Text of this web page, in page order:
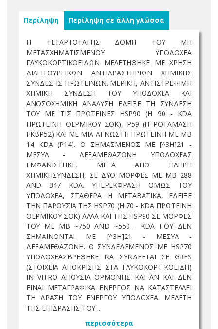
Περίληψη Περίληψη σε άλλη γλώσσα
Η ΤΕΤΑΡΤΟΤΑΓΗΣ ΔΟΜΗ ΤΟΥ ΜΗ
ΜΕΤΑΣΧΗΜΑΤΙΣΜΕΝΟΥ ΥΠΟΔΟΧΕΑ
ΓΛΥΚΟΚΟΡΤΙΚΟΕΙΔΩΝ ΜΕΛΕΤΗΘΗΚΕ ΜΕ ΧΡΗΣΗ
ΔΙΛΕΙΤΟΥΡΓΙΚΩΝ ΑΝΤΙΔΡΑΣΤΗΡΙΩΝ ΧΗΜΙΚΗΣ
ΣΥΝΔΕΣΗΣ ΠΡΩΤΕΙΝΩΝ. ΜΕΡΙΚΗ, ΑΝΤΙΣΤΡΕΨΙΜΗ
ΧΗΜΙΚΗ ΣΥΝΔΕΣΗ ΤΟΥ ΥΠΟΔΟΧΕΑ ΚΑΙ
ΑΝΟΣΟΧΗΜΙΚΗ ΑΝΑΛΥΣΗ ΕΔΕΙΞΕ ΤΗ ΣΥΝΔΕΣΗ
ΤΟΥ ΜΕ ΤΙΣ ΠΡΩΤΕΙΝΕΣ HSP90 (Η 90 - KDA
ΠΡΩΤΕΙΝΗ ΘΕΡΜΙΚΟΥ ΣΟΚ), P59 (Η ΡΟΤΑΜΑΣΗ
FKBP52) ΚΑΙ ΜΕ ΜΙΑ ΑΓΝΩΣΤΗ ΠΡΩΤΕΙΝΗ ΜΕ ΜΒ
14 KDA (P14). Ο ΣΗΜΑΣΜΕΝΟΣ ΜΕ [^3H]21 -
ΜΕΣΥΛ - ΔΕΞΑΜΕΘΑΖΟΝΗ ΥΠΟΔΟΧΕΑΣ
ΕΜΦΑΝΙΣΤΗΚΕ, ΜΕΤΑ ΑΠΟ ΠΛΗΡΗ
ΧΗΜΙΚΗΣΥΝΔΕΣΗ, ΣΕ ΔΥΟ ΜΟΡΦΕΣ ΜΕ ΜΒ 288
AND 347 KDA. ΥΠΕΡΕΚΦΡΑΣΗ ΟΜΩΣ ΤΟΥ
ΥΠΟΔΟΧΕΑ, ΣΤΑΘΕΡΑ Η ΜΕΤΑΒΑΤΙΚΑ, ΕΔΕΙΞΕ
ΤΗΝ ΠΑΡΟΥΣΙΑ ΤΗΣ HSP70 (Η 70 - KDA ΠΡΩΤΕΙΝΗ
ΘΕΡΜΙΚΟΥ ΣΟΚ) ΑΛΛΑ ΚΑΙ ΤΗΣ HSP90 ΣΕ ΜΟΡΦΕΣ
ΤΟΥ ΜΕ ΜΒ ~750 AND ~550 - KDA ΠΟΥ ΔΕΝ
ΣΗΜΑΙΝΟΝΤΑΙ ΜΕ [^3Η]21 - ΜΕΣΥΛ -
ΔΕΞΑΜΕΘΑΖΟΝΗ. Ο ΣΥΝΔΕΔΕΜΕΝΟΣ ΜΕ HSP70
ΥΠΟΔΟΧΕΑΣΒΡΕΘΗΚΕ ΝΑ ΣΥΝΔΕΕΤΑΙ ΣΕ GRES
(ΣΤΟΙΧΕΙΑ ΑΠΟΚΡΙΣΗΣ ΣΤΑ ΓΛΥΚΟΚΟΡΤΙΚΟΕΙΔΗ)
IN VITRO ΑΠΟΥΣΙΑ ΟΡΜΟΝΗΣ ΚΑΙ ΑΝ ΚΑΙ ΔΕΝ
ΕΙΝΑΙ ΜΕΤΑΓΡΑΦΙΚΑ ΕΝΕΡΓΟΣ ΝΑ ΚΑΤΑΣΤΕΛΛΕΙ
ΤΗ ΔΡΑΣΗ ΤΟΥ ΕΝΕΡΓΟΥ ΥΠΟΔΟΧΕΑ. ΜΕΛΕΤΗ
ΤΗΣ ΕΠΙΔΡΑΣΗΣ ΤΟΥ ...
περισσότερα